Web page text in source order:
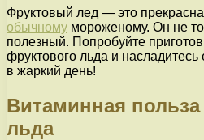
Фруктовый лед — это
обычному мороженому. Он не
полезный. Попробуйте
фруктового льда и
в жаркий день!
Витаминная
льда